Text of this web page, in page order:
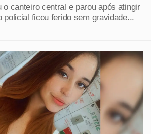
o canteiro central e parou após atingir
policial ficou ferido sem gravidade...